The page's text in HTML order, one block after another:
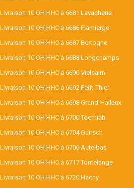
Livraison 10 OH HHC à 6681 Lavacherie
Livraison 10 OH HHC à 6686 Flamierge
Livraison 10 OH HHC à 6687 Bertogne
Livraison 10 OH HHC à 6688 Longchamps
Livraison 10 OH HHC à 6690 Vielsalm
Livraison 10 OH HHC à 6692 Petit-Thier
Livraison 10 OH HHC à 6698 Grand-Halleux
Livraison 10 OH HHC à 6700 Toernich
Livraison 10 OH HHC à 6704 Guirsch
Livraison 10 OH HHC à 6706 Autelbas
Livraison 10 OH HHC à 6717 Tontelange
Livraison 10 OH HHC à 6720 Hachy